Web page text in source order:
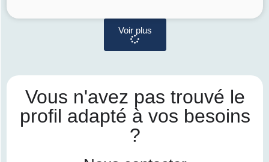
Voir plus
Vous n'avez pas trouvé le
profil adapté à vos besoins
?